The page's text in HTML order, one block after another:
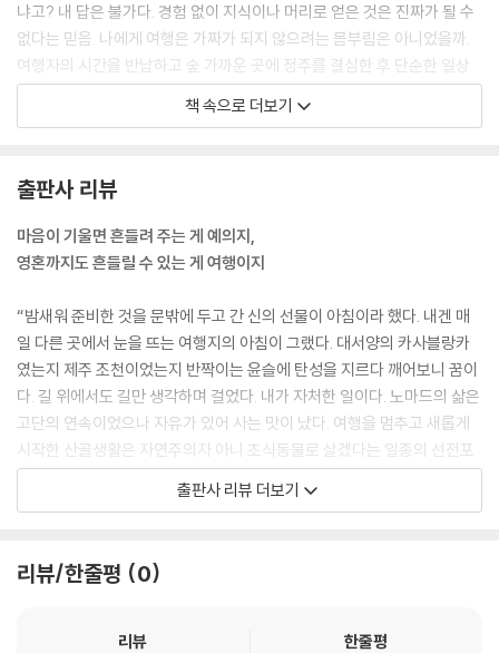
냐고? 내 답은 불가다. 경험 없이 지식이나 머리로 얻은 것은 진짜가 될 수
없다는 믿음. 나에게 여행은 가짜가 되지 않으려는 몸부림은 아니었을까.
여행자의 시간을 반납하고 숲 가까운 곳에 정주를 결심한 후 단순한 일상
을 누리는 현재의 삶을 ‘그린 노마드’라 정의하고 싶다. 매일 매 순간이라는
선물, 남루조차 평온으로 이끄는 여여, 이 책은 숨어있는 우리 모두의 자
---「머리말」중에서
하루는 부겐빌레아 울타리 앞에 선 채 물었다. “킴, 이 섬에서 가장 좋아하
“다음은요?” 그가 차분하게 내 입에서 어떤 말이 흘러나올지 호기심 어린
표정으로 답을 기다렸다. “매일 아침 무함마드가 가져다주는 커피….” “정
말요? 그럼 퀸이나 밥 말리의 노래도 좋아하나요? 이 섬이 그들의 고향이
란 건 알고 있죠?” 무함마드는 조금도 경솔하지 않게 내가 듣고 싶은 말만
골라 하는 듯했다.
---「1부 ‘잔지바르의 무함마드’」중에서
여행은 우리가 살고 싶은 삶을 몇 시간 혹은 며칠로 축약한 압축파일 같은
건 아닐까. 좋은 여행지에서 마시는 차 한 잔의 의미란 새로운 길을 열어주
차(커피)가 가진 힘이 아니고 무엇이랴.
책 속으로 더보기
출판사 리뷰
마음이 기울면 흔들려 주는 게 예의지,
영혼까지도 흔들릴 수 있는 게 여행이지
“밤새워 준비한 것을 문밖에 두고 간 신의 선물이 아침이라 했다. 내겐 매
일 다른 곳에서 눈을 뜨는 여행지의 아침이 그랬다. 대서양의 카사블랑카
였는지 제주 조천이었는지 반짝이는 윤슬에 탄성을 지르다 깨어보니 꿈이
다. 길 위에서도 길만 생각하며 걸었다. 내가 자처한 일이다. 노마드의 삶은
고단의 연속이었으나 자유가 있어 사는 맛이 났다. 여행을 멈추고 새롭게
시작한 산골생활은 자연주의자 아니 초식동물로 살겠다는 일종의 선전포
고였다. 길을 잃지 않을까 노심초사했던 시간들, 불안했지만 불행으로 이
어지진 않았다. 그런 시간이 아니었다면 어떻게 알았을까. 잘못 든 길이 모
그린 노마드(Green Nomad)가 무엇일까. 자유롭게 국경을 넘나들며 다
공간에서 간단한 캠핑도구(캠핑의자, 탁자, 컵)를 활용하여 틈틈이 차 한
출판사 리뷰 더보기
리뷰/한줄평 0
리뷰
한줄평